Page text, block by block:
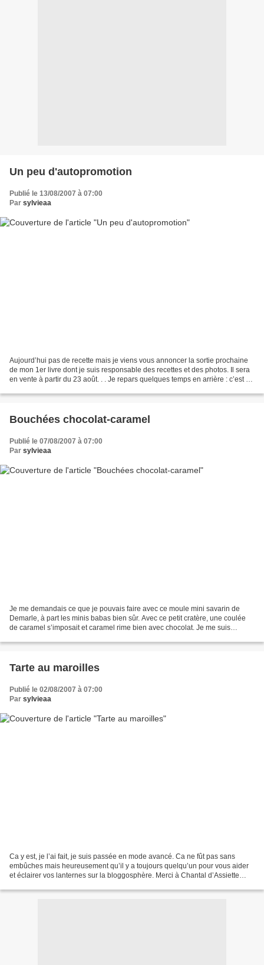
Un peu d'autopromotion
Publié le 13/08/2007 à 07:00
Par sylvieaa
Aujourd’hui pas de recette mais je viens vous annoncer la sortie prochaine
de mon 1er livre dont je suis responsable des recettes et des photos. Il sera
en vente à partir du 23 août. . . Je repars quelques temps en arrière : c’est en
Bouchées chocolat-caramel
Publié le 07/08/2007 à 07:00
Par sylvieaa
Je me demandais ce que je pouvais faire avec ce moule mini savarin de
Demarle, à part les minis babas bien sûr. Avec ce petit cratère, une coulée
de caramel s’imposait et caramel rime bien avec chocolat. Je me suis
Tarte au maroilles
Publié le 02/08/2007 à 07:00
Par sylvieaa
Ca y est, je l’ai fait, je suis passée en mode avancé. Ca ne fût pas sans
embûches mais heureusement qu’il y a toujours quelqu’un pour vous aider
et éclairer vos lanternes sur la bloggosphère. Merci à Chantal d’Assiette